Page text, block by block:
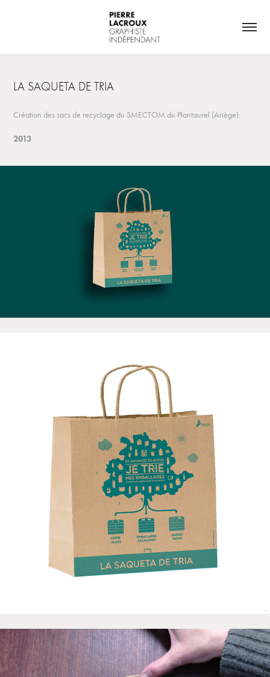
LA SAQUETA DE TRIA
Création des sacs de recyclage du SMECTOM du Plantaurel (Ariège).
2013